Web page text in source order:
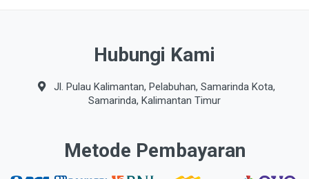
Hubungi Kami
Jl. Pulau Kalimantan, Pelabuhan, Samarinda Kota,
Samarinda, Kalimantan Timur
Metode Pembayaran